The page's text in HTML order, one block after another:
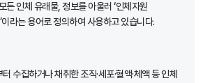
든 인체 유래물, 정보를 아울러 ‘인체자원
라는 용어로 정의하여 사용하고 있습니다.
수집하거나 채취한 조직·세포·혈액·체액 등 인체